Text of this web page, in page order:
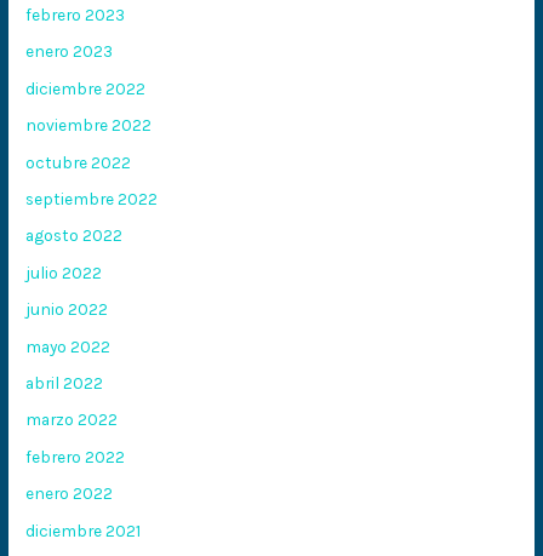
febrero 2023
enero 2023
diciembre 2022
noviembre 2022
octubre 2022
septiembre 2022
agosto 2022
julio 2022
junio 2022
mayo 2022
abril 2022
marzo 2022
febrero 2022
enero 2022
diciembre 2021